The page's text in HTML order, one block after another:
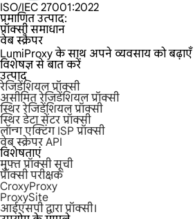
ISO/IEC 27001:2022
प्रमाणित उत्पाद:
प्रॉक्सी समाधान
वेब स्क्रैपर
LumiProxy के साथ अपने व्यवसाय को बढ़ाएँ
विशेषज्ञ से बात करें
उत्पाद
रेजिडेंशियल प्रॉक्सी
असीमित रेजिडेंशियल प्रॉक्सी
स्थिर रेजिडेंशियल प्रॉक्सी
स्थिर डेटा सेंटर प्रॉक्सी
लॉन्ग एक्टिंग ISP प्रॉक्सी
वेब स्क्रेपर API
विशेषताएं
मुफ्त प्रॉक्सी सूची
प्रॉक्सी परीक्षक
CroxyProxy
ProxySite
आईएसपी द्वारा प्रॉक्सी।